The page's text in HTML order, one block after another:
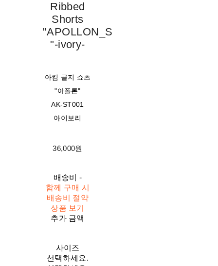
Ribbed
Shorts
"APOLLON_S
"-ivory-
아킴 골지 쇼츠
"아폴론"
AK-ST001
아이보리
36,000원
배송비 -
함께 구매 시
배송비 절약
상품 보기
추가 금액
사이즈
선택하세요.